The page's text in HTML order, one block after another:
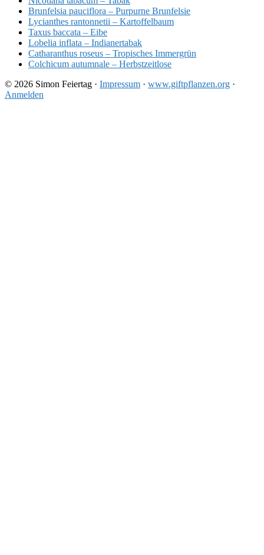
Brunfelsia pauciflora – Purpurne Brunfelsie
Lycianthes rantonnetii – Kartoffelbaum
Taxus baccata – Eibe
Lobelia inflata – Indianertabak
Catharanthus roseus – Tropisches Immergrün
Colchicum autumnale – Herbstzeitlose
© 2026 Simon Feiertag · Impressum · www.giftpflanzen.org ·
Anmelden